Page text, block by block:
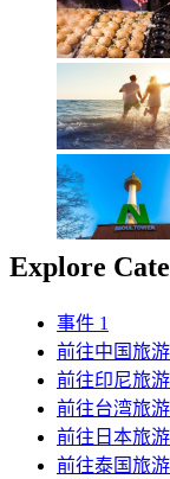
Explore
事件 1
前往中国旅
前往印尼旅
前往台湾旅
前往日本旅
前往泰国旅